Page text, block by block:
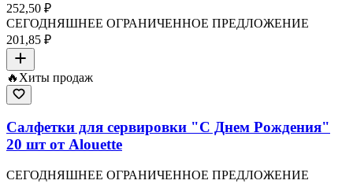
252,50 ₽
СЕГОДНЯШНЕЕ ОГРАНИЧЕННОЕ ПРЕДЛОЖЕНИЕ
201,85 ₽
🔥 Хиты продаж
Салфетки для сервировки "С Днем Рождения"
20 шт от Alouette
СЕГОДНЯШНЕЕ ОГРАНИЧЕННОЕ ПРЕДЛОЖЕНИЕ